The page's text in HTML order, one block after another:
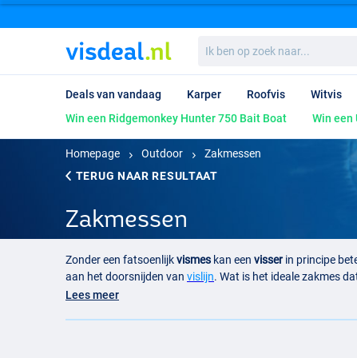
ben
op
naar...
Deals van vandaag Karper Roofvis Witvis
Win een Ridgemonkey Hunter 750 Bait Boat
Win een
Homepage Outdoor
Zakmessen
TERUG NAAR RESULTAAT
Zakmessen
Zonder een fatsoenlijkvismes kan een visser in principe
aan het doorsnijden van vislijn. Wat is het ideale zakmes
probleem dat niet ieder zakmes als vismes kan worden
Lees meer